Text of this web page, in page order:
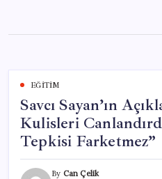
content
EĞITIM
Savcı Sayan’ın
Kulisleri
Tepkisi Farketmez”
By Can Çelik